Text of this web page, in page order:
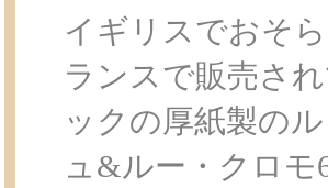
イギリスでおそ
ランスで販売さ
ックの厚紙製の
ュ&ルー・クロ